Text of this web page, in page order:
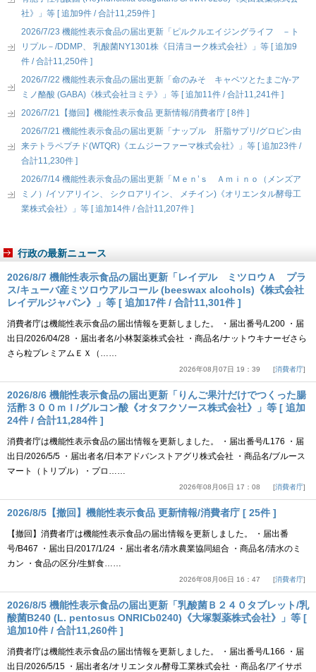
社》」等 [ 追加9件 / 合計11,259件 ]
2026/7/23 機能性表示食品の届出更新「ピルクルエイジングライフ －ト
リプル－/DDMP、 乳酸菌NY1301株《日清ヨーク株式会社》」等 [ 追加9
件 / 合計11,250件 ]
2026/7/22 機能性表示食品の届出更新「命のみそ キャベツとたまご/γ-ア
ミノ酪酸 (GABA)《株式会社ヨミテ》」等 [ 追加11件 / 合計11,241件 ]
2026/7/21【撤回】機能性表示食品 更新情報/消費者庁 [ 8件 ]
2026/7/21 機能性表示食品の届出更新「ナップル 肝脂サプリ/グロビン由
来テトラペプチド(WTQR)《エムジーファーマ株式会社》」等 [ 追加23件 /
合計11,230件 ]
2026/7/14 機能性表示食品の届出更新「Ｍｅｎ’ｓ Ａｍｉｎｏ（メンズア
ミノ）/イソアリイン、 シクロアリイン、 メチイン)《オリエンタル酵母工
業株式会社》」等 [ 追加14件 / 合計11,207件 ]
行政の最新ニュース
2026/8/7 機能性表示食品の届出更新「レイデル ミツロウＡ プラ
ス/キューバ産ミツロウアルコール (beeswax alcohols)《株式会社
レイデルジャパン》」等 [ 追加17件 / 合計11,301件 ]
消費者庁は機能性表示食品の届出情報を更新しました。 ・届出番号/L200 ・届
出日/2026/04/28 ・届出者名/小林製薬株式会社 ・商品名/ナットウキナーゼさら
さら粒プレミアムＥＸ（……
2026年08月07日 19：39 消費者庁
2026/8/6 機能性表示食品の届出更新「りんご果汁だけでつくった腸
活酢３００ｍｌ/グルコン酸《オタフクソース株式会社》」等 [ 追加
24件 / 合計11,284件 ]
消費者庁は機能性表示食品の届出情報を更新しました。 ・届出番号/L176 ・届
出日/2026/5/5 ・届出者名/日本アドバンストアグリ株式会社 ・商品名/ブルース
マート（トリプル）・プロ……
2026年08月06日 17：08 消費者庁
2026/8/5【撤回】機能性表示食品 更新情報/消費者庁 [ 25件 ]
【撤回】消費者庁は機能性表示食品の届出情報を更新しました。 ・届出番
号/B467 ・届出日/2017/1/24 ・届出者名/清水農業協同組合 ・商品名/清水のミ
カン ・食品の区分/生鮮食……
2026年08月06日 16：47 消費者庁
2026/8/5 機能性表示食品の届出更新「乳酸菌Ｂ２４０タブレット/乳
酸菌B240 (L. pentosus ONRICb0240)《大塚製薬株式会社》」等 [
追加10件 / 合計11,260件 ]
消費者庁は機能性表示食品の届出情報を更新しました。 ・届出番号/L166 ・届
出日/2026/5/15 ・届出者名/オリエンタル酵母工業株式会社 ・商品名/アイサポ